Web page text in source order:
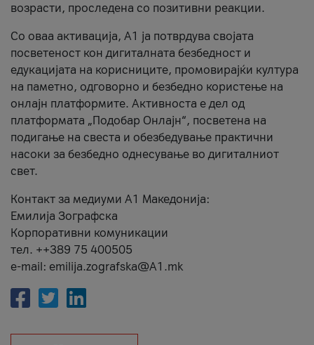
возрасти, проследена со позитивни реакции.
Со оваа активација, А1 ја потврдува својата
посветеност кон дигиталната безбедност и
едукацијата на корисниците, промовирајќи култура
на паметно, одговорно и безбедно користење на
онлајн платформите. Активноста е дел од
платформата „Подобар Онлајн“, посветена на
подигање на свеста и обезбедување практични
насоки за безбедно однесување во дигиталниот
свет.
Контакт за медиуми А1 Македонија:
Емилија Зографска
Корпоративни комуникации
тел. ++389 75 400505
e-mail: emilija.zografska@A1.mk